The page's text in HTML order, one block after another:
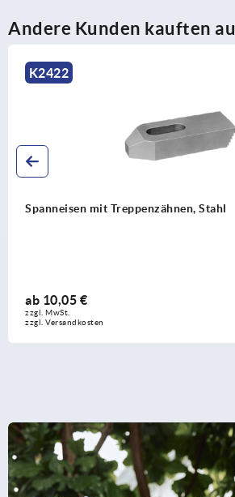
Andere Kunden kauften
Spanneisen